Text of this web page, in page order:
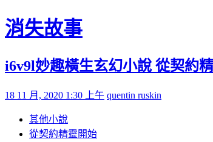
Skip to content
消失故事
i6v9l妙趣橫生玄幻小說 從契約
Posted on
18 11 月, 2020 1:30 上午 by
quentin ruskin
其他小說
從契約精靈開始